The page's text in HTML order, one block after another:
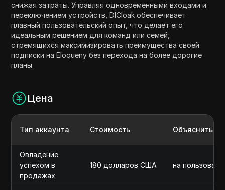
снижая затраты. Управляя одновременными входами и
переключением устройств, DICloak обеспечивает
плавный пользовательский опыт, что делает его
идеальным решением для команд или семей,
стремящихся максимизировать преимущества своей
подписки на Eloqueny без перехода на более дорогие
планы.
Цена
Тип аккаунта Стоимость Объяснить
Овладение
успехом в
продажах
180 долларов США на